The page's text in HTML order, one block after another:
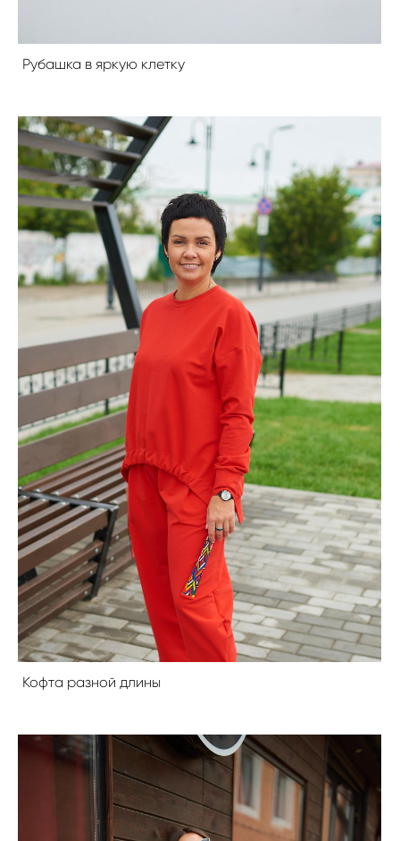
Рубашка в яркую клетку
Кофта разной длины